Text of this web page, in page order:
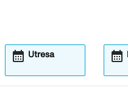
Utresa
calendar_month calendar_month